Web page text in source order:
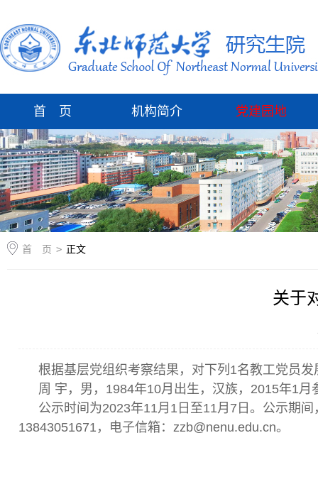
首 页 机构简介 党建园地
首 页 > 正文
关于
根据基层党组织考察结果，对下列1名教工党员
周 宇，男，1984年10月出生，汉族，2015年1
公示时间为2023年11月1日至11月7日。公示期
13843051671，电子信箱：zzb@nenu.edu.cn。